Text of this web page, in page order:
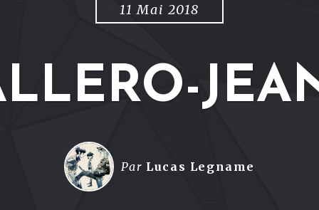
11 Mai 2018
Par Lucas Legname